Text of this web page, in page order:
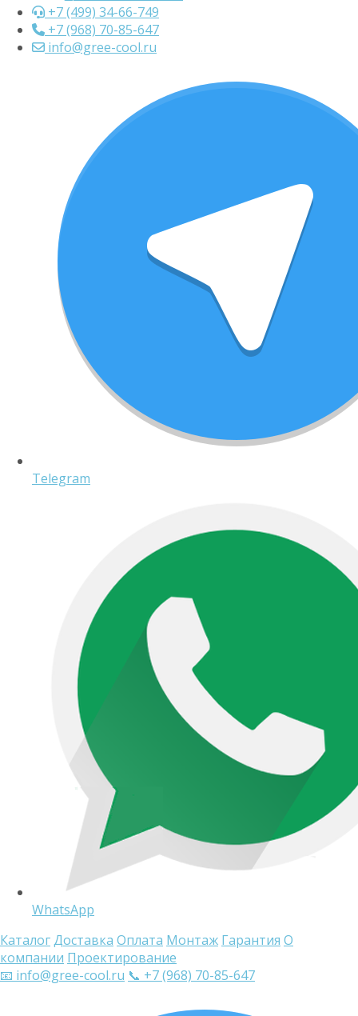
+7 (499) 34-66-749
+7 (968) 70-85-647
info@gree-cool.ru
Telegram
WhatsApp
КаталогДоставка Оплата Монтаж Гарантия О
компании Проектирование
📧 info@gree-cool.ru 📞 +7 (968) 70-85-647